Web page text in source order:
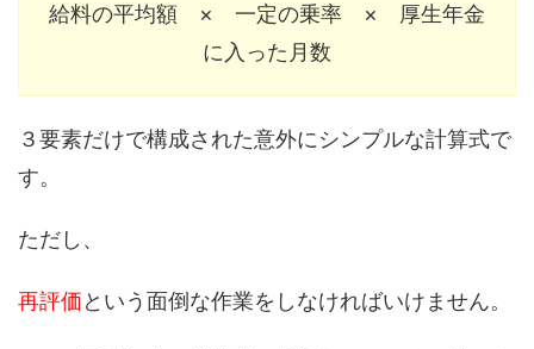
給料の平均額 × 一定の乗率 × 厚生年金
に入った月数
３要素だけで構成された意外にシンプルな計算式で
す。
ただし、
再評価という面倒な作業をしなければいけません。